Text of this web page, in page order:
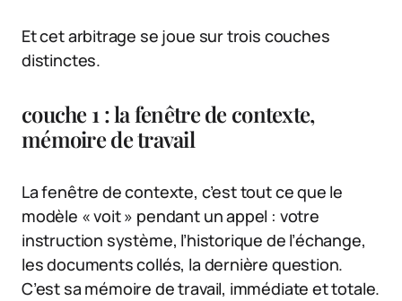
Et cet arbitrage se joue sur trois couches
distinctes.
couche 1 : la fenêtre de contexte,
mémoire de travail
La fenêtre de contexte, c’est tout ce que le
modèle « voit » pendant un appel : votre
instruction système, l’historique de l’échange,
les documents collés, la dernière question.
C’est sa mémoire de travail, immédiate et totale.